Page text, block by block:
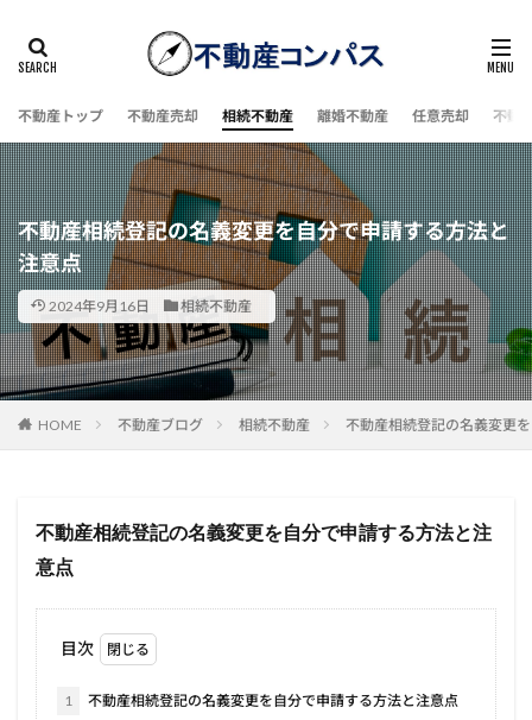
不動産トップ 不動産売却 相続不動産 離婚不動産 任意売却 不動
不動産相続登記の名義変更を自分で申請する方法と
注意点
2024年9月16日 相続不動産
HOME 不動産ブログ 相続不動産 不動産相続登記の名義変更
不動産相続登記の名義変更を自分で申請する方法と注
意点
目次
1 不動産相続登記の名義変更を自分で申請する方法と注意点